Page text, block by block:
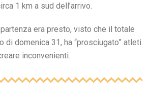
1 km a sud dell’arrivo.
era presto, visto che il totale
di domenica 31, ha “prosciugato” atleti
inconvenienti.